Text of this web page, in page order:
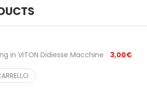
in VITON Didiesse Macchine 3,00€